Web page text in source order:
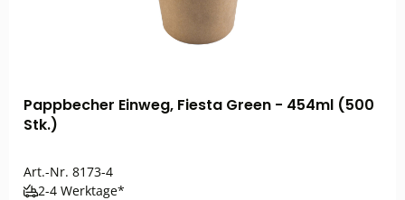
Pappbecher Einweg, Fiesta Green - 454ml (500
Stk.)
Art.-Nr. 8173-4
2-4 Werktage*